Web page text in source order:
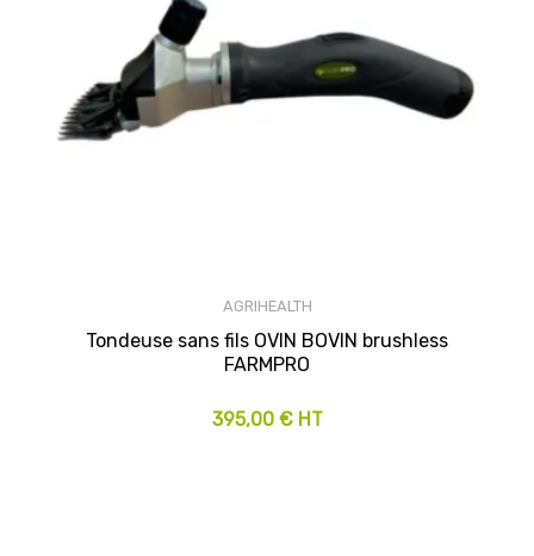
AGRIHEALTH
Tondeuse sans fils OVIN BOVIN brushless
FARMPRO
395,00 € HT